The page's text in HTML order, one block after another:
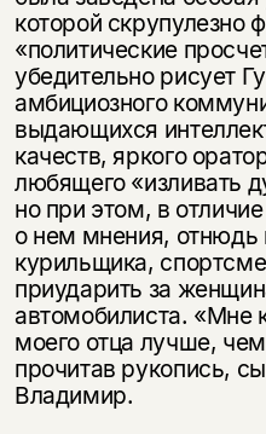
которой скрупулезно
«политические
убедительно рисует
амбициозного
выдающихся
качеств, яркого
любящего «изливать
но при этом, в
о нем мнения, отнюдь
курильщика,
приударить за
автомобилиста. «Мне
моего отца лучше,
прочитав рукопись,
Владимир.